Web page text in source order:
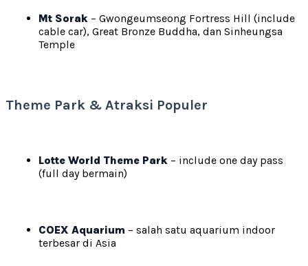
Mt Sorak – Gwongeumseong Fortress Hill (include
cable car), Great Bronze Buddha, dan Sinheungsa
Temple
Theme Park & Atraksi Populer
Lotte World Theme Park – include one day pass
(full day bermain)
COEX Aquarium – salah satu aquarium indoor
terbesar di Asia